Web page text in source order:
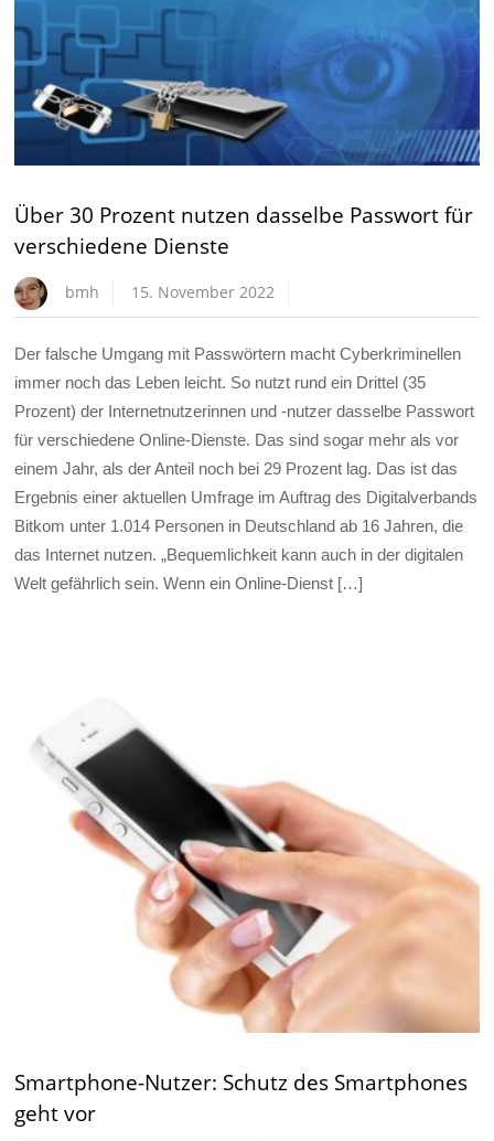
Über 30 Prozent nutzen dasselbe Passwort für
verschiedene Dienste
bmh 15. November 2022
Der falsche Umgang mit Passwörtern macht Cyberkriminellen
immer noch das Leben leicht. So nutzt rund ein Drittel (35
Prozent) der Internetnutzerinnen und -nutzer dasselbe Passwort
für verschiedene Online-Dienste. Das sind sogar mehr als vor
einem Jahr, als der Anteil noch bei 29 Prozent lag. Das ist das
Ergebnis einer aktuellen Umfrage im Auftrag des Digitalverbands
Bitkom unter 1.014 Personen in Deutschland ab 16 Jahren, die
das Internet nutzen. „Bequemlichkeit kann auch in der digitalen
Welt gefährlich sein. Wenn ein Online-Dienst […]
Smartphone-Nutzer: Schutz des Smartphones
geht vor